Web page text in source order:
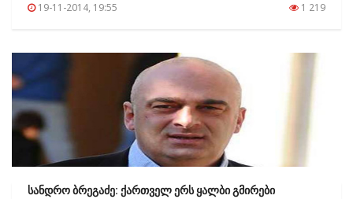
19-11-2014, 19:55 1 219
სანდრო ბრეგაძე: ქართველ ერს ყალბი გმირები